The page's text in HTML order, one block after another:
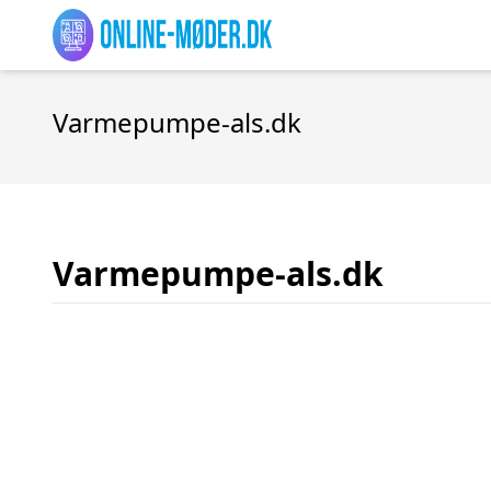
Varmepumpe-als.dk
Varmepumpe-als.dk